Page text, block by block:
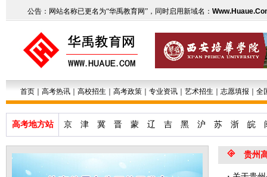
公告：网站名称已更名为“华禹教育网”，同时启用新域名：
首页 高考热讯 高校招生 高考政策 专业资讯 艺术招生 志愿填报 全
高考地方站 京 津 冀 晋 蒙 辽 吉 黑 沪 苏 浙 皖
贵州